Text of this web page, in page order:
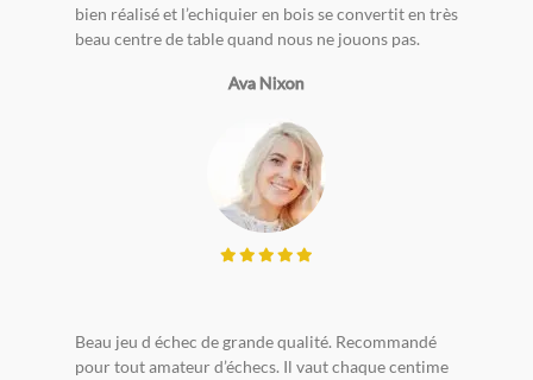
bien réalisé et l’echiquier en bois se convertit en très
beau centre de table quand nous ne jouons pas.
Ava Nixon
Beau jeu d échec de grande qualité. Recommandé
pour tout amateur d’échecs. Il vaut chaque centime